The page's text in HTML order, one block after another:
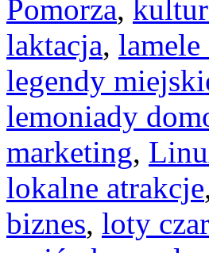
Pomorza,
laktacja, lamele
legendy
lemoniady
marketing,
lokalne atrakcje
biznes, loty